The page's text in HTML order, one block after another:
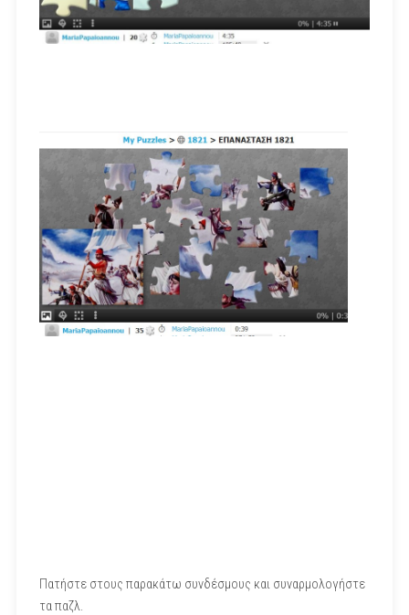
Πατήστε στους παρακάτω συνδέσμους και συναρμολογήστε
τα παζλ.